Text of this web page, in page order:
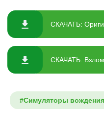
СКАЧАТЬ:
СКАЧАТЬ:
#Симуляторы вождения